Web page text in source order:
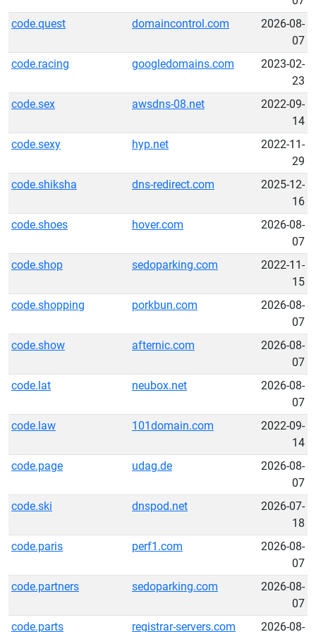
code.quest
domaincontrol.com
2026-08-
07
code.racing
googledomains.com
2023-02-
23
code.sex
awsdns-08.net
2022-09-
14
code.sexy
hyp.net
2022-11-
29
code.shiksha
dns-redirect.com
2025-12-
16
code.shoes
hover.com
2026-08-
07
code.shop
sedoparking.com
2022-11-
15
code.shopping
porkbun.com
2026-08-
07
code.show
afternic.com
2026-08-
07
code.lat
neubox.net
2026-08-
07
code.law
101domain.com
2022-09-
14
code.page
udag.de
2026-08-
07
code.ski
dnspod.net
2026-07-
18
code.paris
perf1.com
2026-08-
07
code.partners
sedoparking.com
2026-08-
07
code.parts
registrar-servers.com 2026-08-